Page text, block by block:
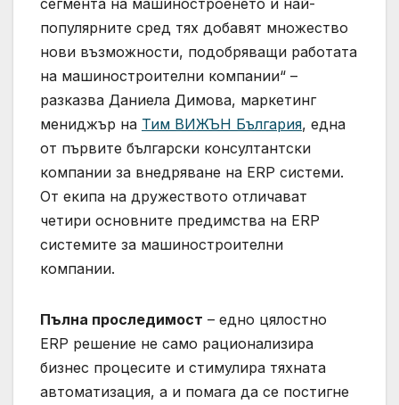
популярните сред тях добавят множество
нови възможности, подобряващи работата
на машиностроителни компании“ –
разказва Даниела Димова, маркетинг
мениджър на Тим ВИЖЪН България, една
от първите български консултантски
компании за внедряване на ERP системи.
От екипа на дружеството отличават
четири основните предимства на ERP
системите за машиностроителни
компании.
Пълна проследимост – едно цялостно
ERP решение не само рационализира
бизнес процесите и стимулира тяхната
автоматизация, а и помага да се постигне